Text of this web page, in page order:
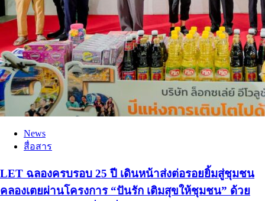
News
สื่อสาร
LET ฉลองครบรอบ 25 ปี เดินหน้าส่งต่อรอยยิ้มสู่ชุมชน
คลองเตยผ่านโครงการ “ปันรัก เติมสุขให้ชุมชน” ด้วย